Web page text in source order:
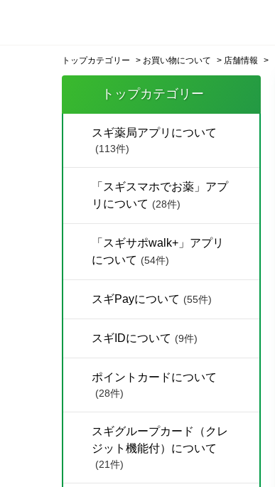
トップカテゴリー > お買い物について > 店舗情報 >
トップカテゴリー
スギ薬局アプリについて
(113件)
「スギスマホでお薬」アプ
リについて (28件)
「スギサポwalk+」アプリ
について (54件)
スギPayについて (55件)
スギIDについて (9件)
ポイントカードについて
(28件)
スギグループカード（クレ
ジット機能付）について
(21件)